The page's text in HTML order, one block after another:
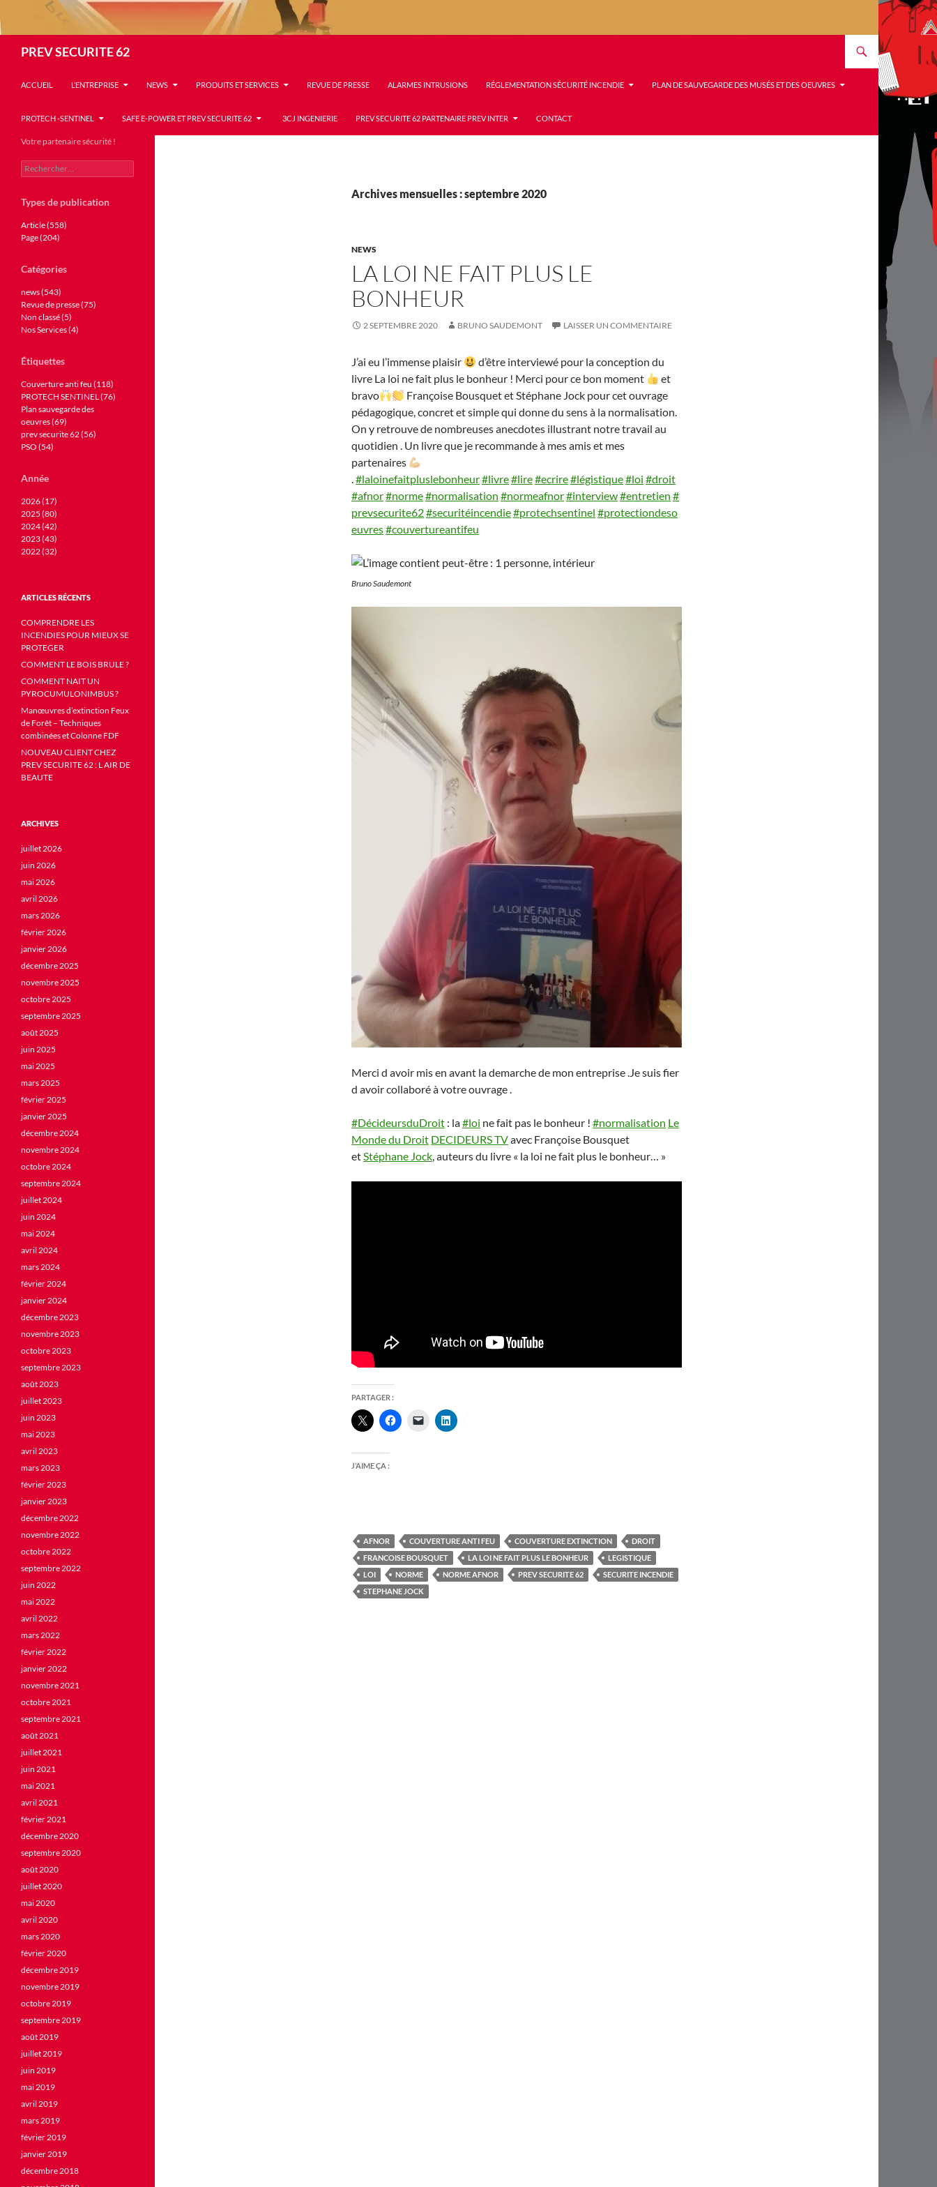
PREV SECURITE 62
ACCUEIL L’ENTREPRISE NEWS PRODUITS ET SERVICES REVUE DE PRESSE ALARMES INTRUSIONS RÉGLEMENTATION SÉCURITÉ INCENDIE PLAN DE SAUVEGARDE DES MUSÉS ET DES OEUVRES
PROTECH -SENTINEL SAFE E-POWER ET PREV SECURITE 62 3CJ INGENIERIE PREV SECURITE 62 PARTENAIRE PREV INTER CONTACT
Archives mensuelles : septembre 2020
NEWS
LA LOI NE FAIT PLUS LE
BONHEUR
2 SEPTEMBRE 2020 BRUNO SAUDEMONT LAISSER UN COMMENTAIRE
J’ai eu l’immense plaisir
d’être interviewé pour la conception du
livre La loi ne fait plus le bonheur ! Merci pour ce bon moment
et
bravo
Françoise Bousquet et Stéphane Jock pour cet ouvrage
pédagogique, concret et simple qui donne du sens à la normalisation.
On y retrouve de nombreuses anecdotes illustrant notre travail au
quotidien . Un livre que je recommande à mes amis et mes
partenaires
.#laloinefaitpluslebonheur#livre#lire#ecrire#légistique#loi #droit
#afnor#norme#normalisation #normeafnor#interview#entretien #
prevsecurite62#securitéincendie#protechsentinel #protectiondeso
euvres#couvertureantifeu
Bruno Saudemont
Merci d avoir mis en avant la demarche de mon entreprise .Je suis fier
d avoir collaboré à votre ouvrage .
#DécideursduDroit : la#loi ne fait pas le bonheur ! #normalisation Le
Monde du Droit DECIDEURS TVavec Françoise Bousquet
etStéphane Jock, auteurs du livre « la loi ne fait plus le bonheur… »
PARTAGER :
J’AIME ÇA :
AFNOR COUVERTURE ANTI FEU COUVERTURE EXTINCTION
DROIT
FRANCOISE BOUSQUET
LA LOI NE FAIT PLUS LE BONHEUR
LEGISTIQUE
LOI
NORME NORME AFNOR PREV SECURITE 62
SECURITE INCENDIE
STEPHANE JOCK
Votre partenaire sécurité !
Rechercher :
Types de publication
Article (558)
Page (204)
Catégories
news (543)
Revue de presse (75)
Non classé (5)
Nos Services (4)
Étiquettes
Couverture anti feu (118)
PROTECH SENTINEL (76)
Plan sauvegarde des
oeuvres (69)
prev securite 62 (56)
PSO (54)
Année
2026 (17)
2025 (80)
2024 (42)
2023 (43)
2022 (32)
ARTICLES RÉCENTS
COMPRENDRE LES
INCENDIES POUR MIEUX SE
PROTEGER
COMMENT LE BOIS BRULE ?
COMMENT NAIT UN
PYROCUMULONIMBUS ?
Manœuvres d’extinction Feux
de Forêt – Techniques
combinées et Colonne FDF
NOUVEAU CLIENT CHEZ
PREV SECURITE 62 : L AIR DE
BEAUTE
ARCHIVES
juillet 2026
juin 2026
mai 2026
avril 2026
mars 2026
février 2026
janvier 2026
décembre 2025
novembre 2025
octobre 2025
septembre 2025
août 2025
juin 2025
mai 2025
mars 2025
février 2025
janvier 2025
décembre 2024
novembre 2024
octobre 2024
septembre 2024
juillet 2024
juin 2024
mai 2024
avril 2024
mars 2024
février 2024
janvier 2024
décembre 2023
novembre 2023
octobre 2023
septembre 2023
août 2023
juillet 2023
juin 2023
mai 2023
avril 2023
mars 2023
février 2023
janvier 2023
décembre 2022
novembre 2022
octobre 2022
septembre 2022
juin 2022
mai 2022
avril 2022
mars 2022
février 2022
janvier 2022
novembre 2021
octobre 2021
septembre 2021
août 2021
juillet 2021
juin 2021
mai 2021
avril 2021
février 2021
décembre 2020
septembre 2020
août 2020
juillet 2020
mai 2020
avril 2020
mars 2020
février 2020
décembre 2019
novembre 2019
octobre 2019
septembre 2019
août 2019
juillet 2019
juin 2019
mai 2019
avril 2019
mars 2019
février 2019
janvier 2019
décembre 2018